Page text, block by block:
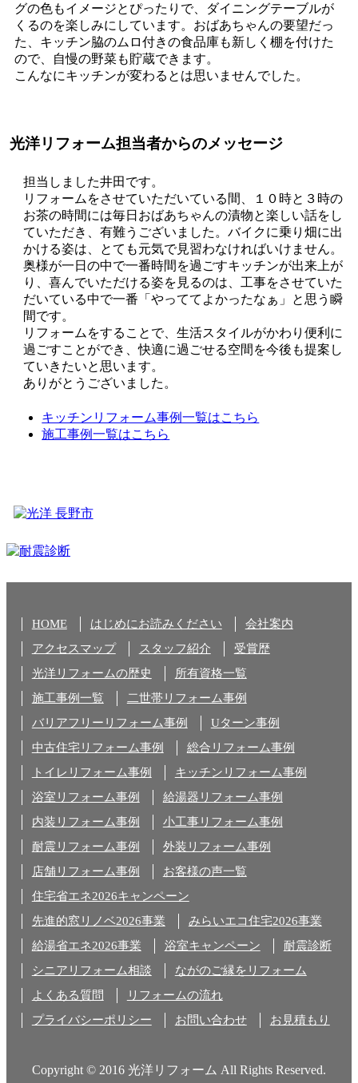
グの色もイメージとぴったりで、ダイニングテーブルが
くるのを楽しみにしています。おばあちゃんの要望だっ
た、キッチン脇のムロ付きの食品庫も新しく棚を付けた
ので、自慢の野菜も貯蔵できます。
こんなにキッチンが変わるとは思いませんでした。
光洋リフォーム担当者からのメッセージ
担当しました井田です。
リフォームをさせていただいている間、１０時と３時の
お茶の時間には毎日おばあちゃんの漬物と楽しい話をし
ていただき、有難うございました。バイクに乗り畑に出
かける姿は、とても元気で見習わなければいけません。
奥様が一日の中で一番時間を過ごすキッチンが出来上が
り、喜んでいただける姿を見るのは、工事をさせていた
だいている中で一番「やっててよかったなぁ」と思う瞬
間です。
リフォームをすることで、生活スタイルがかわり便利に
過ごすことができ、快適に過ごせる空間を今後も提案し
ていきたいと思います。
ありがとうございました。
キッチンリフォーム事例一覧はこちら
施工事例一覧はこちら
HOME はじめにお読みください
会社案内
アクセスマップ
スタッフ紹介
受賞歴
光洋リフォームの歴史
所有資格一覧
施工事例一覧
二世帯リフォーム事例
バリアフリーリフォーム事例
Uターン事例
中古住宅リフォーム事例
総合リフォーム事例
トイレリフォーム事例
キッチンリフォーム事例
浴室リフォーム事例
給湯器リフォーム事例
内装リフォーム事例
小工事リフォーム事例
耐震リフォーム事例
外装リフォーム事例
店舗リフォーム事例
お客様の声一覧
住宅省エネ2026キャンペーン
先進的窓リノベ2026事業
みらいエコ住宅2026事業
給湯省エネ2026事業
浴室キャンペーン
耐震診断
シニアリフォーム相談
ながのご縁をリフォーム
よくある質問
リフォームの流れ
プライバシーポリシー
お問い合わせ お見積もり
Copyright © 2016 光洋リフォーム All Rights Reserved.